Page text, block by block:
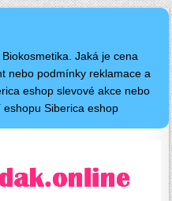
Jaká je cena
nebo podmínky reklamace a
eshop slevové akce nebo
Siberica eshop